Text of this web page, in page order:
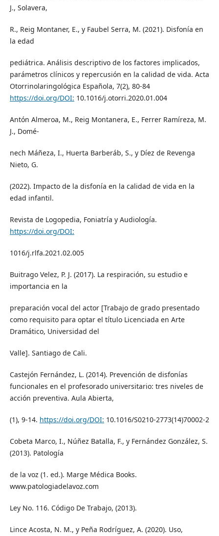
J., Solavera,
R., Reig Montaner, E., y Faubel Serra, M. (2021). Disfonía en
la edad
pediátrica. Análisis descriptivo de los factores implicados,
parámetros clínicos y repercusión en la calidad de vida. Acta
Otorrinolaringológica Española, 7(2), 80-84
https://doi.org/DOI: 10.1016/j.otorri.2020.01.004
Antón Almeroa, M., Reig Montanera, E., Ferrer Ramíreza, M.
J., Domé-
nech Máñeza, I., Huerta Barberáb, S., y Díez de Revenga
Nieto, G.
(2022). Impacto de la disfonía en la calidad de vida en la
edad infantil.
Revista de Logopedia, Foniatría y Audiología.
https://doi.org/DOI:
1016/j.rlfa.2021.02.005
Buitrago Velez, P. J. (2017). La respiración, su estudio e
importancia en la
preparación vocal del actor [Trabajo de grado presentado
como requisito para optar el título Licenciada en Arte
Dramático, Universidad del
Valle]. Santiago de Cali.
Castejón Fernández, L. (2014). Prevención de disfonías
funcionales en el profesorado universitario: tres niveles de
acción preventiva. Aula Abierta,
(1), 9-14. https://doi.org/DOI: 10.1016/S0210-2773(14)70002-2
Cobeta Marco, I., Núñez Batalla, F., y Fernández González, S.
(2013). Patología
de la voz (1. ed.). Marge Médica Books.
www.patologiadelavoz.com
Ley No. 116. Código De Trabajo, (2013).
Lince Acosta, N. M., y Peña Rodríguez, A. (2020). Uso,